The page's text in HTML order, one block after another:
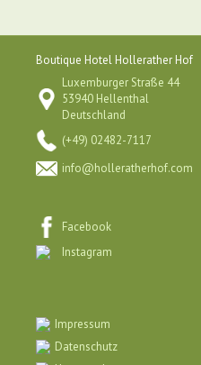
Boutique Hotel Hollerather Hof
Luxemburger Straße 44
53940 Hellenthal
Deutschland
(+49) 02482-7117
info@holleratherhof.com
Facebook
Instagram
Impressum
Datenschutz